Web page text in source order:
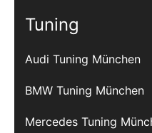
Tuning
Audi Tuning München
BMW Tuning München
Mercedes Tuning